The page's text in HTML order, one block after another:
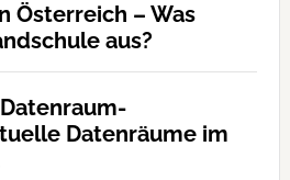
Österreich – Was
aus?
Datenräume im